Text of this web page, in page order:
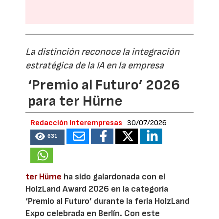
La distinción reconoce la integración
estratégica de la IA en la empresa
‘Premio al Futuro’ 2026
para ter Hürne
Redacción Interempresas 30/07/2026
631
ter Hürne ha sido galardonada con el
HolzLand Award 2026 en la categoría
‘Premio al Futuro’ durante la feria HolzLand
Expo celebrada en Berlín. Con este